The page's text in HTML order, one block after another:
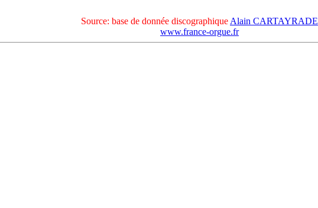
Source: base de donnée discographique Alain CARTAYRADE
www.france-orgue.fr